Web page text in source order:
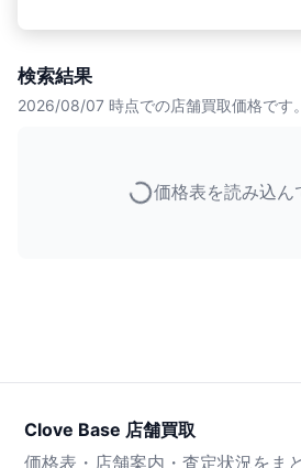
検索結果
2026/08/07 時点での店舗買取価格です。
価格表を読み込ん
Clove Base 店舗買取
価格表・店舗案内・査定状況をま